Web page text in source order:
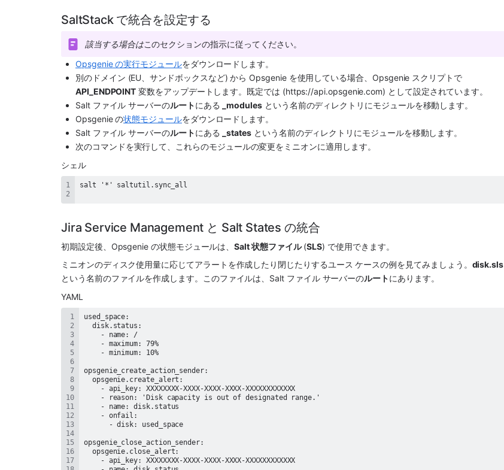
SaltStack で統合を設定する
該当する場合はこのセクションの指示に従ってください。
Opsgenie の実行モジュールをダウンロードします。
別のドメイン (EU、サンドボックスなど) から Opsgenie を使用している場合、 Opsgenie
スクリプトで
API_ENDPOINT 変数をアップデートします。既定では (https://api.opsgenie.com) として設定されています。
Salt ファイル サーバーのルートにある _modules という名前のディレクトリにモジュールを移動します。
Opsgenie の状態モジュールをダウンロードします。
Salt ファイル サーバーのルートにある _states という名前のディレクトリにモジュールを移動します。
次のコマンドを実行して、これらのモジュールの変更をミニオンに適用します。
シェル
Jira Service Management と Salt States の統合
初期設定後、 Opsgenie の状態モジュールは、Salt 状態ファイル (SLS) で使用できます。
ミニオンのディスク使用量に応じてアラートを作成したり閉じたりするユース ケースの例を見てみましょう。 disk.sls
という名前のファイルを作成します。このファイルは、Salt ファイル サーバーのルートにあります。
YAML
    - maximum: 79%
    - minimum: 10%